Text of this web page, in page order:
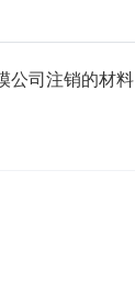
公司注销的材料